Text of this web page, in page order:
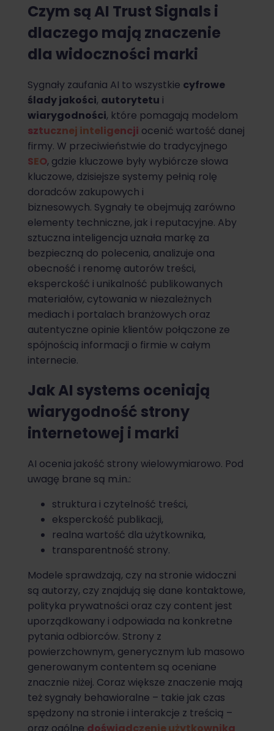
Czym są AI Trust Signals i
dlaczego mają znaczenie
dla widoczności marki
Sygnały zaufania AI to wszystkie cyfrowe
ślady jakości, autorytetu i
wiarygodności, które pomagają modelom
sztucznej inteligencji ocenić wartość danej
firmy. W przeciwieństwie do tradycyjnego
SEO, gdzie kluczowe były wybiórcze słowa
kluczowe, dzisiejsze systemy pełnią rolę
doradców zakupowych i
biznesowych. Sygnały te obejmują zarówno
elementy techniczne, jak i reputacyjne. Aby
sztuczna inteligencja uznała markę za
bezpieczną do polecenia, analizuje ona
obecność i renomę autorów treści,
eksperckość i unikalność publikowanych
materiałów, cytowania w niezależnych
mediach i portalach branżowych oraz
autentyczne opinie klientów połączone ze
spójnością informacji o firmie w całym
internecie.
Jak AI systems oceniają
wiarygodność strony
internetowej i marki
AI ocenia jakość strony wielowymiarowo. Pod
uwagę brane są m.in.:
struktura i czytelność treści,
eksperckość publikacji,
realna wartość dla użytkownika,
transparentność strony.
Modele sprawdzają, czy na stronie widoczni
są autorzy, czy znajdują się dane kontaktowe,
polityka prywatności oraz czy content jest
uporządkowany i odpowiada na konkretne
pytania odbiorców. Strony z
powierzchownym, generycznym lub masowo
generowanym contentem są oceniane
znacznie niżej. Coraz większe znaczenie mają
też sygnały behawioralne – takie jak czas
spędzony na stronie i interakcje z treścią –